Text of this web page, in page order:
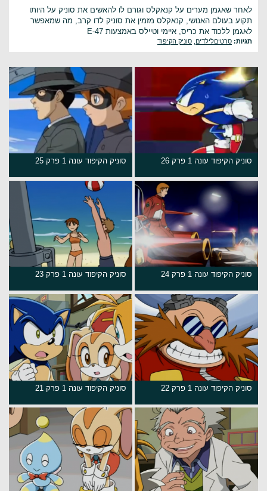
לאחר שאגמן מערים על קנאקלס וגורם לו להאשים את סוניק על היותו
תקוע בעולם האנושי, קנאקלס מזמין את סוניק לדו קרב, מה שמאפשר
לאגמן ללכוד את כריס, איימי וטיילס באמצעות E-47
תגיות: סרטיםלילדים סוניק הקיפוד
סוניק הקיפוד עונה 1 פרק 26 סוניק הקיפוד עונה 1 פרק 25
סוניק הקיפוד עונה 1 פרק 24 סוניק הקיפוד עונה 1 פרק 23
סוניק הקיפוד עונה 1 פרק 22 סוניק הקיפוד עונה 1 פרק 21